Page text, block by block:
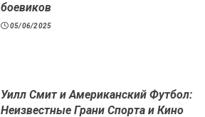
боевиков
05/06/2025
Уилл Смит и Американский Футбол:
Неизвестные Грани Спорта и Кино